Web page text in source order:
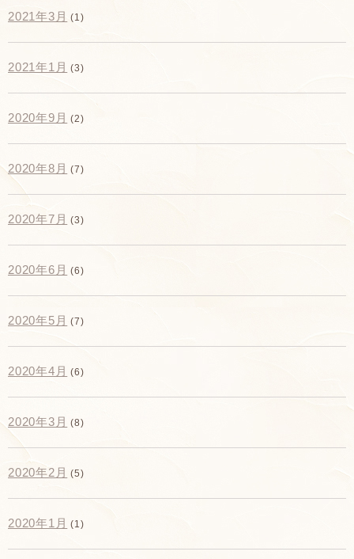
2021年3月 (1)
2021年1月 (3)
2020年9月 (2)
2020年8月 (7)
2020年7月 (3)
2020年6月 (6)
2020年5月 (7)
2020年4月 (6)
2020年3月 (8)
2020年2月 (5)
2020年1月 (1)